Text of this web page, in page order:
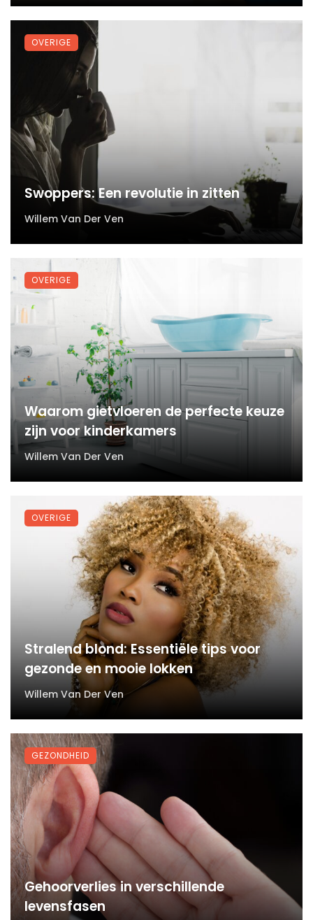
Swoppers: Een revolutie in zitten
Willem Van Der Ven
OVERIGE
Waarom gietvloeren de perfecte keuze
zijn voor kinderkamers
Willem Van Der Ven
OVERIGE
Stralend blond: Essentiële tips voor
gezonde en mooie lokken
Willem Van Der Ven
OVERIGE
Gehoorverlies in verschillende
levensfasen
GEZONDHEID